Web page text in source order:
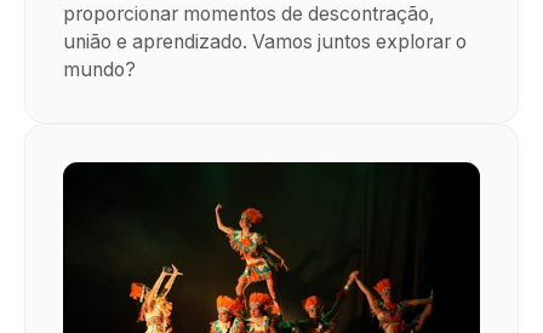
proporcionar momentos de descontração,
união e aprendizado. Vamos juntos explorar o
mundo?